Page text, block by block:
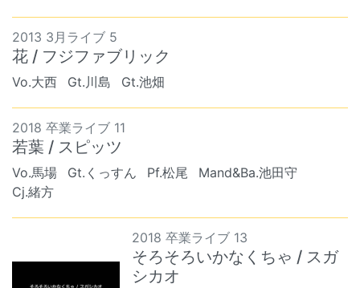
2013 3月ライブ 5
花 / フジファブリック
Vo.大西 Gt.川島 Gt.池畑
2018 卒業ライブ 11
若葉 / スピッツ
Vo.馬場 Gt.くっすん Pf.松尾
Mand&Ba.池田守
Cj.緒方
2018 卒業ライブ 13
そろそろいかなくちゃ / スガ
シカオ